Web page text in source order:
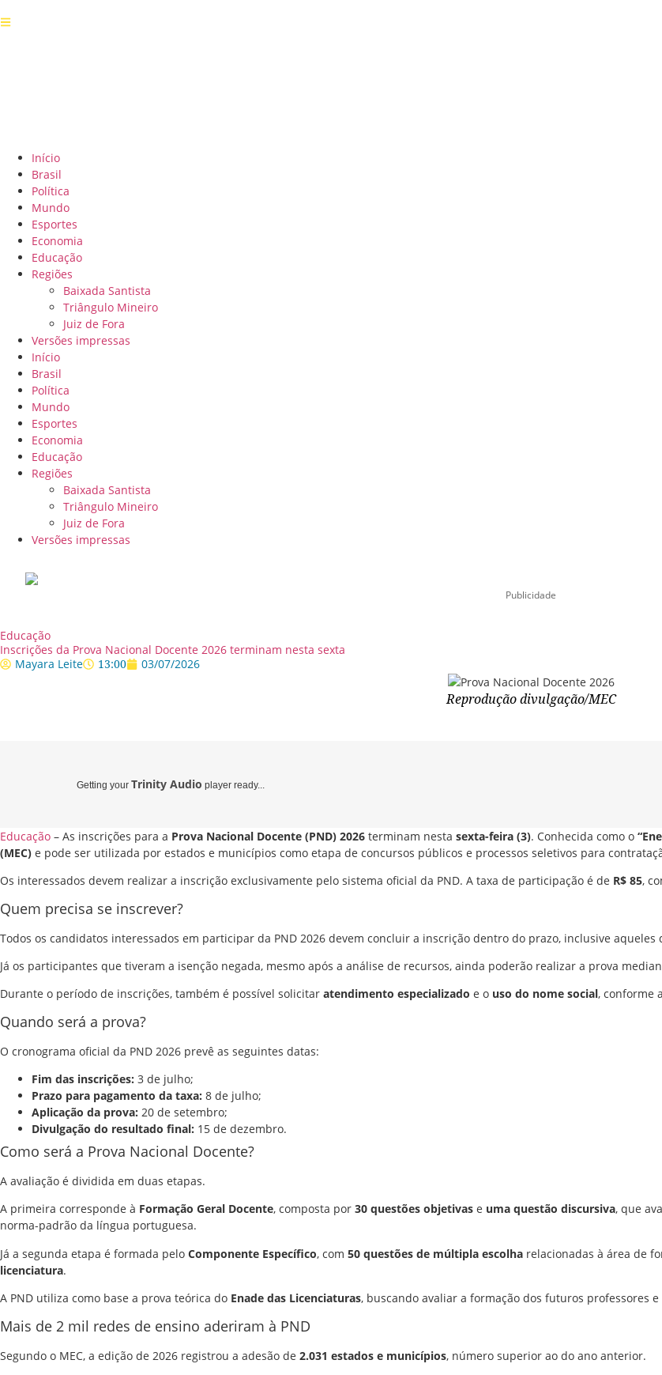
Início
Brasil
Política
Mundo
Esportes
Economia
Educação
Regiões
Baixada Santista
Triângulo Mineiro
Juiz de Fora
Versões impressas
Início
Brasil
Política
Mundo
Esportes
Economia
Educação
Regiões
Baixada Santista
Triângulo Mineiro
Juiz de Fora
Versões impressas
Publicidade
Educação
Inscrições da Prova Nacional Docente 2026 terminam nesta sexta
Mayara Leite
13:00 03/07/2026
Reprodução divulgação/MEC
Getting your Trinity Audio player ready...
Educação – As inscrições para a Prova Nacional Docente (PND) 2026 terminam nesta sexta-feira (3). Conhecida como o
(MEC) e pode ser utilizada por estados e municípios como etapa de concursos públicos e processos seletivos para
Os interessados devem realizar a inscrição exclusivamente pelo sistema oficial da PND. A taxa de participação é de R$ 85,
Quem precisa se inscrever?
Todos os candidatos interessados em participar da PND 2026 devem concluir a inscrição dentro do prazo, inclusive
Já os participantes que tiveram a isenção negada, mesmo após a análise de recursos, ainda poderão realizar a prova
Durante o período de inscrições, também é possível solicitar atendimento especializado e o uso do nome social, conforme
Quando será a prova?
O cronograma oficial da PND 2026 prevê as seguintes datas:
Fim das inscrições: 3 de julho;
Prazo para pagamento da taxa: 8 de julho;
Aplicação da prova: 20 de setembro;
Divulgação do resultado final: 15 de dezembro.
Como será a Prova Nacional Docente?
A avaliação é dividida em duas etapas.
A primeira corresponde à Formação Geral Docente, composta por 30 questões objetivas e uma questão discursiva, que
norma-padrão da língua portuguesa.
Já a segunda etapa é formada pelo Componente Específico, com 50 questões de múltipla escolha relacionadas à área de
licenciatura.
A PND utiliza como base a prova teórica do Enade das Licenciaturas, buscando avaliar a formação dos futuros professores
Mais de 2 mil redes de ensino aderiram à PND
Segundo o MEC, a edição de 2026 registrou a adesão de 2.031 estados e municípios, número superior ao do ano anterior.